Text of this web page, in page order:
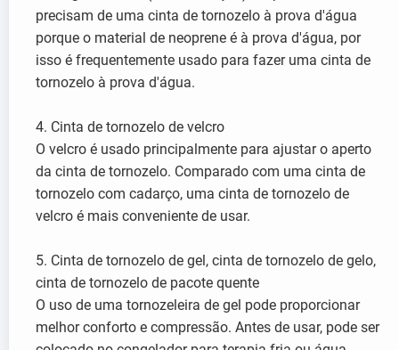
precisam de uma cinta de tornozelo à prova d'água
porque o material de neoprene é à prova d'água, por
isso é frequentemente usado para fazer uma cinta de
tornozelo à prova d'água.
4. Cinta de tornozelo de velcro
O velcro é usado principalmente para ajustar o aperto
da cinta de tornozelo. Comparado com uma cinta de
tornozelo com cadarço, uma cinta de tornozelo de
velcro é mais conveniente de usar.
5. Cinta de tornozelo de gel, cinta de tornozelo de gelo,
cinta de tornozelo de pacote quente
O uso de uma tornozeleira de gel pode proporcionar
melhor conforto e compressão. Antes de usar, pode ser